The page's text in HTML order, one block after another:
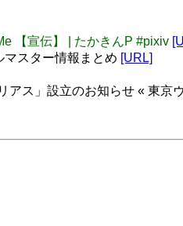
【宣伝】 | たかきんP #pixiv
マスター情報まとめ [URL]
アス」設立のお知らせ « 東京